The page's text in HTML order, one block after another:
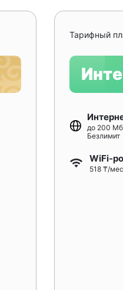
Тарифный
до 200
Безлимит
WiFi-
518 ₸/